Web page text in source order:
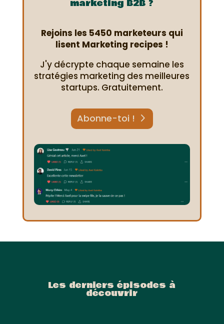
marketing B2B ?
Rejoins les 5450 marketeurs qui
lisent Marketing recipes !
J'y décrypte chaque semaine les
stratégies marketing des meilleures
startups. Gratuitement.
Abonne-toi !
Les derniers épisodes à
découvrir